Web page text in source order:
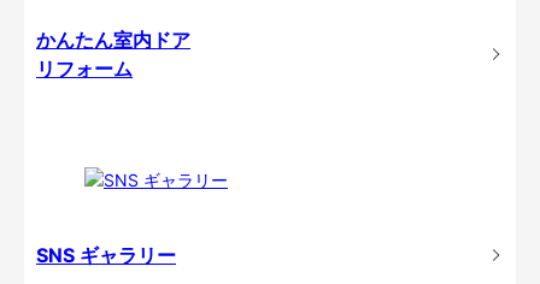
かんたん室内ドア
リフォーム
SNS ギャラリー